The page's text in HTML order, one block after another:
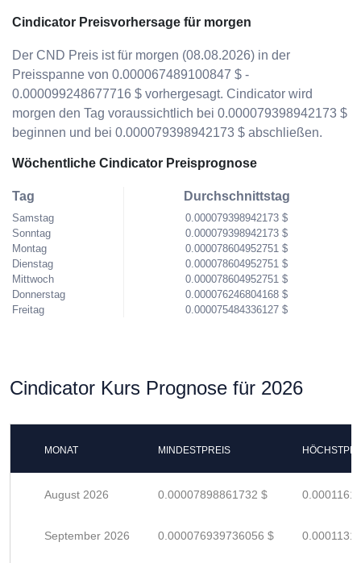
Cindicator Preisvorhersage für morgen
Der CND Preis ist für morgen (08.08.2026) in der
Preisspanne von 0.000067489100847 $ -
0.000099248677716 $ vorhergesagt. Cindicator wird
morgen den Tag voraussichtlich bei 0.000079398942173 $
beginnen und bei 0.000079398942173 $ abschließen.
Wöchentliche Cindicator Preisprognose
Tag
Samstag
Sonntag
Montag
Dienstag
Mittwoch
Donnerstag
Freitag
Durchschnittstag
0.000079398942173 $
0.000079398942173 $
0.000078604952751 $
0.000078604952751 $
0.000078604952751 $
0.000076246804168 $
0.000075484336127 $
Cindicator Kurs Prognose für 2026
MONAT MINDESTPREIS
August 2026 0.00007898861732 $
September 2026 0.000076939736056 $